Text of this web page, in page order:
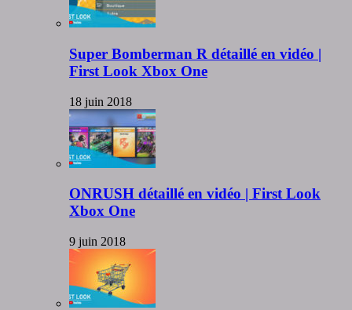
Super Bomberman R détaillé en vidéo |
First Look Xbox One
18 juin 2018
ONRUSH détaillé en vidéo | First Look
Xbox One
9 juin 2018